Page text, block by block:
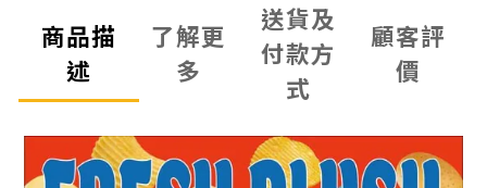
商品描
述
了解更
多
送貨及
付款方
式
顧客評
價